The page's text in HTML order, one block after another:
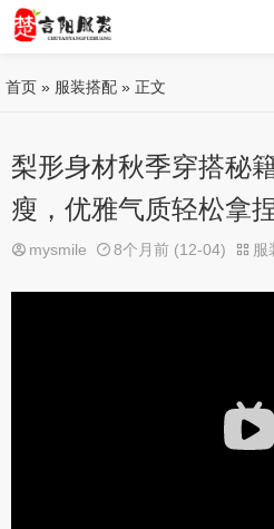
首页 » 服装搭配 » 正文
梨形身材秋季穿搭秘
瘦，优雅气质轻松拿
mysmile 8个月前 (12-04) 服